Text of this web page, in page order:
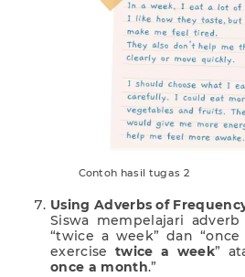
Contoh hasil tugas 2
Using Adverbs of
Siswa mempelajari
“twice a week” dan
exercise twice a week”
once a month.”